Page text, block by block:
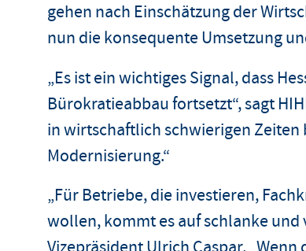
gehen nach Einschätzung der
nun die konsequente Umsetzung
„Es ist ein wichtiges Signal, dass
Bürokratieabbau fortsetzt“, sagt
in wirtschaftlich schwierigen
Modernisierung.“
„Für Betriebe, die investieren,
wollen, kommt es auf schlanke und